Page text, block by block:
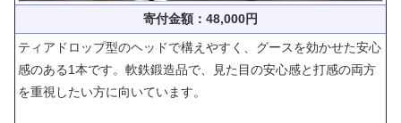
寄付金額：48,000円
ティアドロップ型のヘッドで構えやすく、グースを効かせた安心
感のある1本です。軟鉄鍛造品で、見た目の安心感と打感の両方
を重視したい方に向いています。